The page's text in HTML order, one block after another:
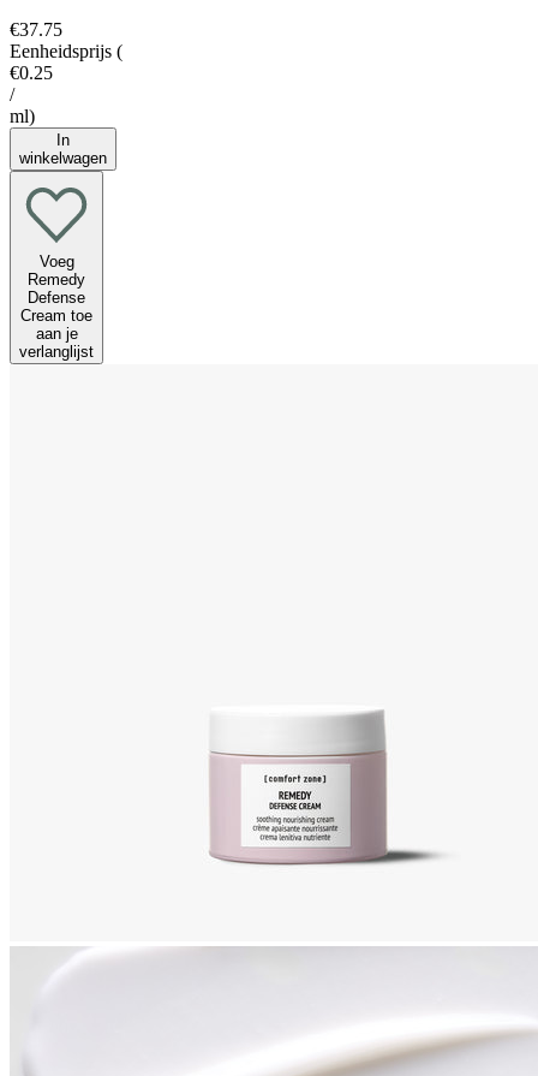
€37.75
Eenheidsprijs (
€0.25
/
ml)
In
winkelwagen
Voeg
Remedy
Defense
Cream toe
aan je
verlanglijst